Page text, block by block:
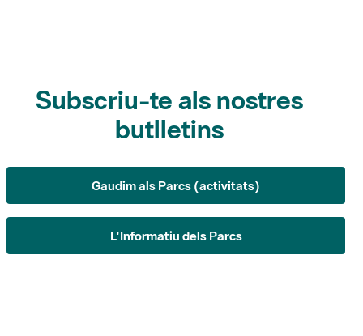
Gaudim als Parcs (activitats)
L'Informatiu dels Parcs